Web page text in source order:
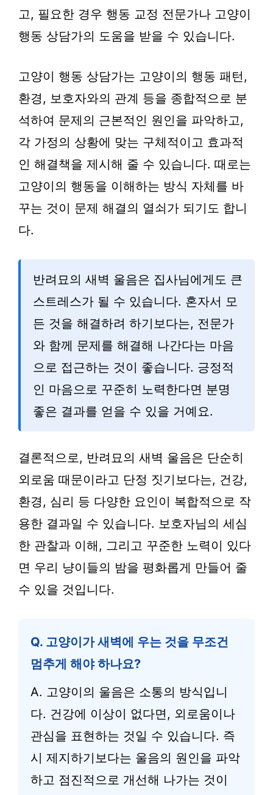
고, 필요한 경우 행동 교정 전문가나 고양이
행동 상담가의 도움을 받을 수 있습니다.
고양이 행동 상담가는 고양이의 행동 패턴,
환경, 보호자와의 관계 등을 종합적으로 분
석하여 문제의 근본적인 원인을 파악하고,
각 가정의 상황에 맞는 구체적이고 효과적
인 해결책을 제시해 줄 수 있습니다. 때로는
고양이의 행동을 이해하는 방식 자체를 바
꾸는 것이 문제 해결의 열쇠가 되기도 합니
다.
반려묘의 새벽 울음은 집사님에게도 큰
스트레스가 될 수 있습니다. 혼자서 모
든 것을 해결하려 하기보다는, 전문가
와 함께 문제를 해결해 나간다는 마음
으로 접근하는 것이 좋습니다. 긍정적
인 마음으로 꾸준히 노력한다면 분명
좋은 결과를 얻을 수 있을 거예요.
결론적으로, 반려묘의 새벽 울음은 단순히
외로움 때문이라고 단정 짓기보다는, 건강,
환경, 심리 등 다양한 요인이 복합적으로 작
용한 결과일 수 있습니다. 보호자님의 세심
한 관찰과 이해, 그리고 꾸준한 노력이 있다
면 우리 냥이들의 밤을 평화롭게 만들어 줄
수 있을 것입니다.
Q. 고양이가 새벽에 우는 것을 무조건
멈추게 해야 하나요?
A. 고양이의 울음은 소통의 방식입니
다. 건강에 이상이 없다면, 외로움이나
관심을 표현하는 것일 수 있습니다. 즉
시 제지하기보다는 울음의 원인을 파악
하고 점진적으로 개선해 나가는 것이